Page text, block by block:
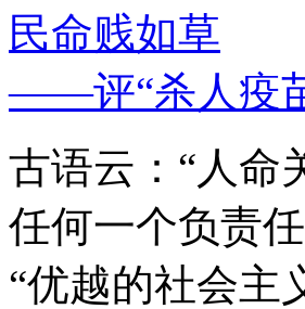
民命贱如草
——评“杀人疫
古语云：“人命
任何一个负责
“优越的社会主